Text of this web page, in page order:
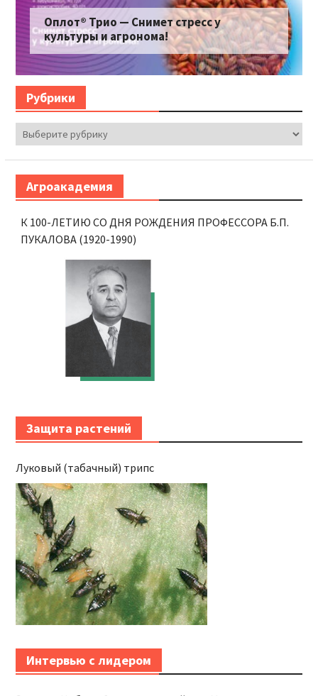
Оплот® Трио — Снимет стресс у
культуры и агронома!
Рубрики
Рубрики
Агроакадемия
К 100-ЛЕТИЮ СО ДНЯ РОЖДЕНИЯ ПРОФЕССОРА Б.П.
ПУКАЛОВА (1920-1990)
Защита растений
Луковый (табачный) трипс
Интервью с лидером